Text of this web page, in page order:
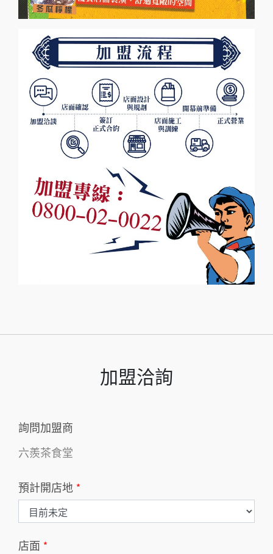
加盟洽詢
詢問加盟商
六羨茶食堂
預計開店地 *
店面 *